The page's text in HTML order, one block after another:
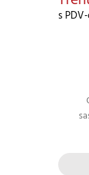
s